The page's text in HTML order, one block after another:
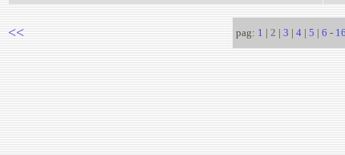
<< pag: 1 | 2 | 3 | 4 | 5 | 6 - 16